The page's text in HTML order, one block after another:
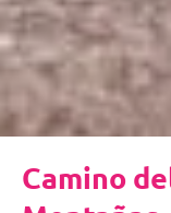
Camino